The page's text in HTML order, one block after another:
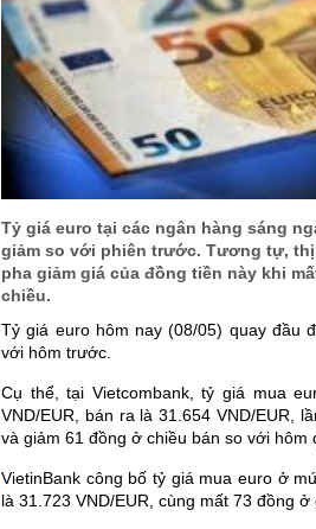
Tỷ giá euro tại các ngân hàng sáng
giảm so với phiên trước. Tương tự,
pha giảm giá của đồng tiền này khi
chiều.
Tỷ giá euro hôm nay (08/05) quay đầu
với hôm trước.
Cụ thể, tại Vietcombank, tỷ giá mua
VND/EUR, bán ra là 31.654 VND/EUR,
và giảm 61 đồng ở chiều bán so với hôm
VietinBank công bố tỷ giá mua euro ở
là 31.723 VND/EUR, cùng mất 73 đồng ở